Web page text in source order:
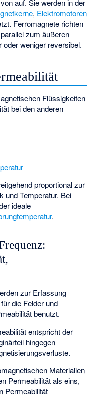
auf. Sie werden in der
, Elektromotoren
Ferromagnete richten
zum äußeren
oder weniger reversibel.
Flüssigkeiten
bei den anderen
proportional zur
und Temperatur. Bei
ideale
.
zur Erfassung
für die Felder und
benutzt.
entspricht der
hingegen
Materialien
Permeabilität als eins,
Permeabilität